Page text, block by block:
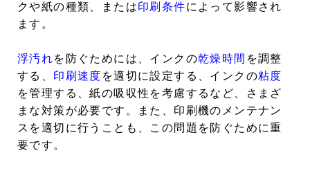
クや紙の種類、または印刷条件によって影響され
ます。
浮汚れを防ぐためには、インクの乾燥時間 を調整
する、 印刷速度 を適切に設定する、インクの粘度
を管理する、紙の吸収性を考慮するなど、さまざ
まな対策が必要です。また、印刷機のメンテナン
スを適切に行うことも、この問題を防ぐために重
要です。